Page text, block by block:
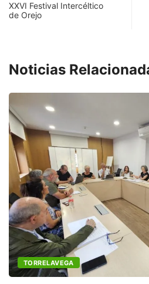
XXVI Festival Intercéltico
de Orejo
Noticias
TORRELAVEGA